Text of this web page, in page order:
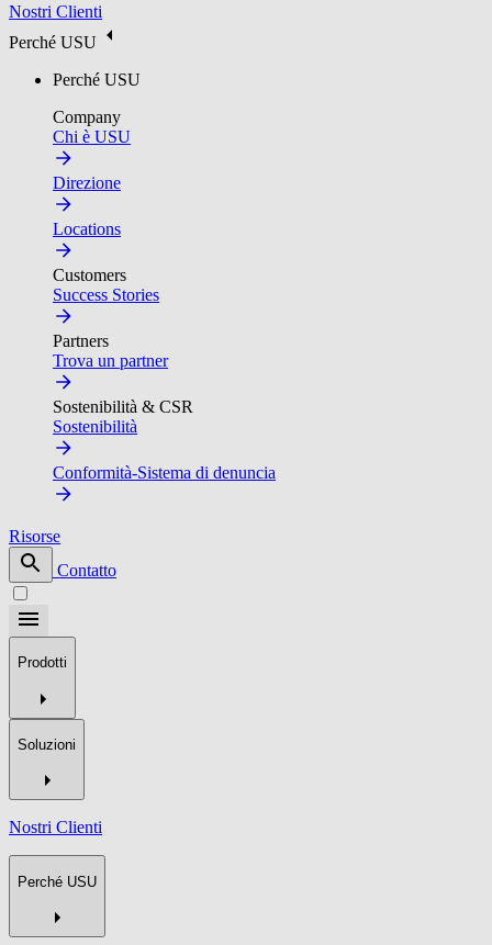
Nostri Clienti
Perché USU
Perché USU
Company
Chi è USU
Direzione
Locations
Customers
Success Stories
Partners
Trova un partner
Sostenibilità & CSR
Sostenibilità
Conformità-Sistema di denuncia
Risorse
Contatto
Prodotti
Soluzioni
Nostri Clienti
Perché USU